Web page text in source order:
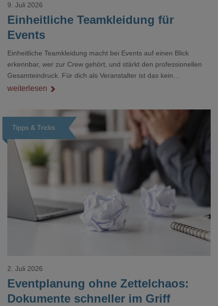
Einheitliche Teamkleidung für
Events
9. Juli 2026
Einheitliche Teamkleidung macht bei Events auf einen Blick
erkennbar, wer zur Crew gehört, und stärkt den professionellen
Gesamteindruck. Für dich als Veranstalter ist das kein
Nebenthema: Bei Textilien mit Stickerei oder mehreren
weiterlesen
Tipps & Tricks
Loading...
Eventplanung ohne Zettelchaos:
Dokumente schneller im Griff
2. Juli 2026